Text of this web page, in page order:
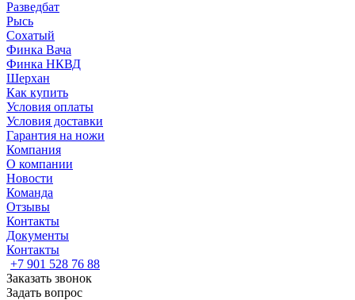
Разведбат
Рысь
Сохатый
Финка Вача
Финка НКВД
Шерхан
Как купить
Условия оплаты
Условия доставки
Гарантия на ножи
Компания
О компании
Новости
Команда
Отзывы
Контакты
Документы
Контакты
+7 901 528 76 88
Заказать звонок
Задать вопрос